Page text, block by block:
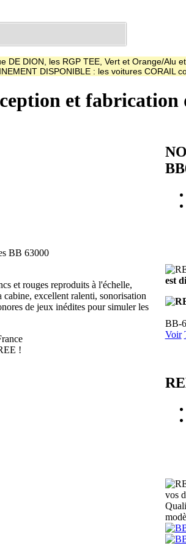
DE DION, les RGP TEE, Vert et Orange/Alu
DISPONIBLE : les voitures CORAIL
et fabrication
BB 63000
et rouges reproduits à l'échelle,
excellent ralenti, sonorisation
de jeux inédites pour simuler les
!
est
BB-
Voir
vos